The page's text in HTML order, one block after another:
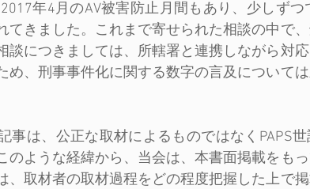
年4月のAV被害防止月間もあり、少しずつ
てきました。これまで寄せられた相談の中で
談につきましては、所轄署と連携しながら対
め、刑事事件化に関する数字の言及について
は、公正な取材によるものではなくPAPS
のような経緯から、当会は、本書面掲載をも
、取材者の取材過程をどの程度把握した上で